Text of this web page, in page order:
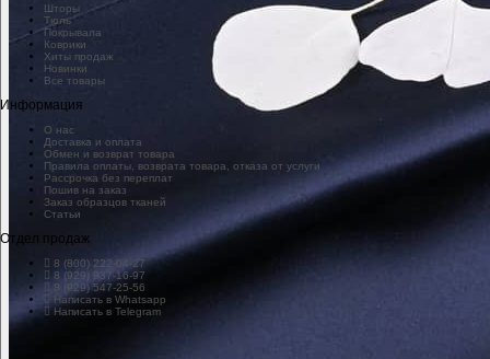
Шторы
Тюль
Покрывала
Коврики
Хиты продаж
Новинки
Все товары
Информация
О нас
Доставка и оплата
Обмен и возврат товара
Правила оплаты, возврата товара, отказа от услуги
Рассрочка без переплат
Пошив на заказ
Заказ образцов тканей
Статьи
Отдел продаж
8 (800) 222-04-27
8 (929) 937-16-97
8 (929) 547-25-56
Написать в Whatsapp
Написать в Telegram